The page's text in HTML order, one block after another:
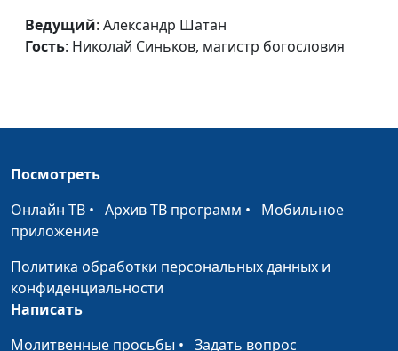
Сакральный континуум
Александр Шатан,
Николай Синьков,
Николай Синьков,
Феминизм и гендерный
андроцентризм в браке
Николай Синьков,
Дауншифтинг
Александр Шатан,
Развод и христианство Александр Шатан,
Ведущий: Александр Шатан
Гость: Николай Синьков, магистр богословия
Посмотреть
Онлайн ТВ • Архив ТВ программ • Мобильное
приложение
Политика обработки персональных данных и
конфиденциальности
Написать
Молитвенные просьбы • Задать вопрос